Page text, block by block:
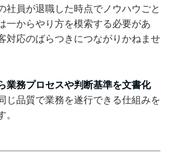
社員が退職した時点でノウハウごと
一からやり方を模索する必要があ
対応のばらつきにつながりかねませ
業務プロセスや判断基準を文書化
じ品質で業務を遂行できる仕組みを
。